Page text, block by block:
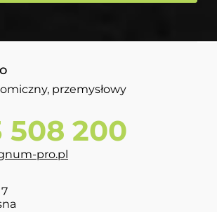
przemysłowy
508 200
pro.pl